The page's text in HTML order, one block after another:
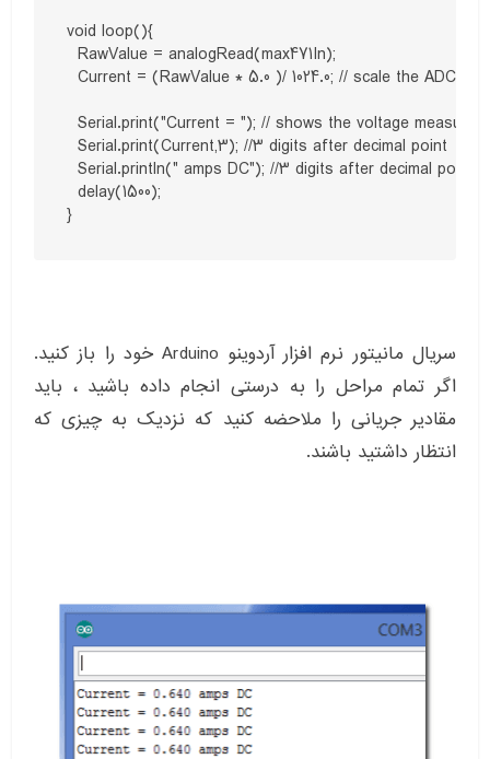
void loop(){
  RawValue = analogRead(max471In);
  Current = (RawValue * 5.0 )/ 1024.0; // scale the ADC
Serial.print("Current = "); // shows the voltage
  Serial.print(Current,3); //3 digits after decimal point
  Serial.println(" amps DC"); //3 digits after decimal point
  delay(1500);
}
سریال مانیتور نرم افزار آردوینو Arduino خود را باز کنید.
اگر تمام مراحل را به درستی انجام داده باشید ، باید
مقادیر جریانی را ملاحضه کنید که نزدیک به چیزی که
انتظار داشتید باشند.